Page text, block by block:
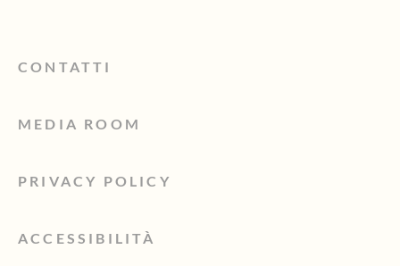
CONTATTI
MEDIA ROOM
PRIVACY POLICY
ACCESSIBILITÀ